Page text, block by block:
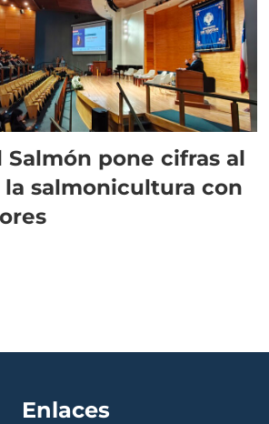
Salmón pone cifras al
salmonicultura con
Enlaces